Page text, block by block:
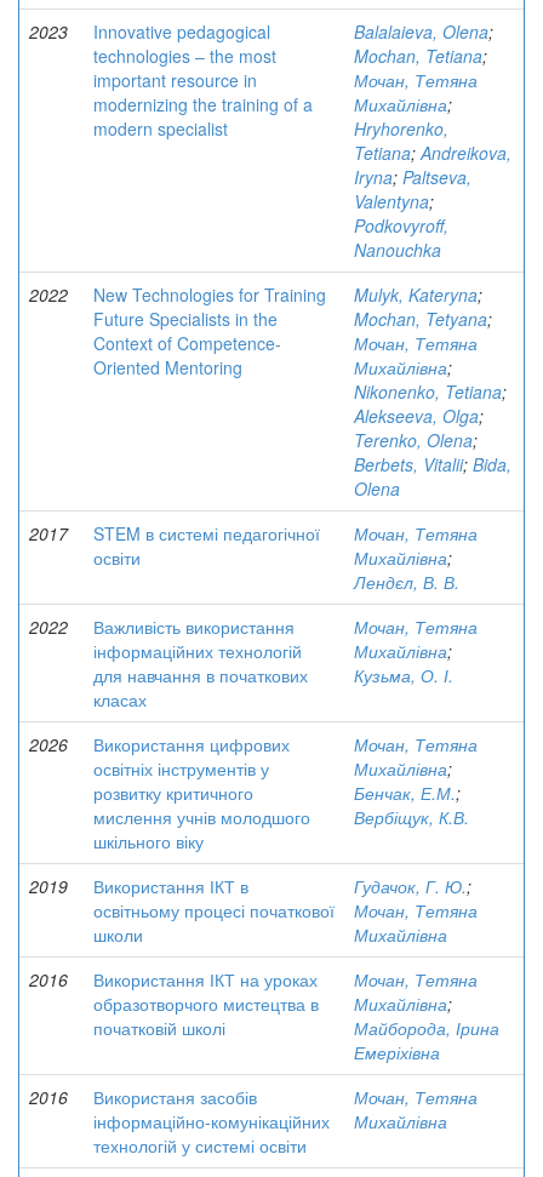
2023
Innovative pedagogical
technologies – the most
important resource in
modernizing the training of a
modern specialist
Balalaieva, Olena;
Mochan, Tetiana;
Мочан, Тетяна
Михайлівна;
Hryhorenko,
Tetiana;Andreikova,
Iryna; Paltseva,
Valentyna;
Podkovyroff,
Nanouchka
2022
New Technologies for Training
Future Specialists in the
Context of Competence-
Oriented Mentoring
Mulyk, Kateryna;
Mochan, Tetyana;
Мочан, Тетяна
Михайлівна;
Nikonenko, Tetiana;
Alekseeva, Olga;
Terenko, Olena;
Berbets, Vitalii; Bida,
Olena
2017
STEM в системі педагогічної
освіти
Мочан, Тетяна
Михайлівна;
Лендєл, В. В.
2022
Важливість використання
інформаційних технологій
для навчання в початкових
класах
Мочан, Тетяна
Михайлівна;
Кузьма, О. І.
2026
Використання цифрових
освітніх інструментів у
розвитку критичного
мислення учнів молодшого
шкільного віку
Мочан, Тетяна
Михайлівна;
Бенчак, Е.М.;
Вербіщук, К.В.
2019
Використання ІКТ в
освітньому процесі початкової
школи
Гудачок, Г. Ю.;
Мочан, Тетяна
Михайлівна
2016
Використання ІКТ на уроках
образотворчого мистецтва в
початковій школі
Мочан, Тетяна
Михайлівна;
Майборода, Ірина
Емеріхівна
2016
Використаня засобів
інформаційно-комунікаційних
технологій у системі освіти
Мочан, Тетяна
Михайлівна